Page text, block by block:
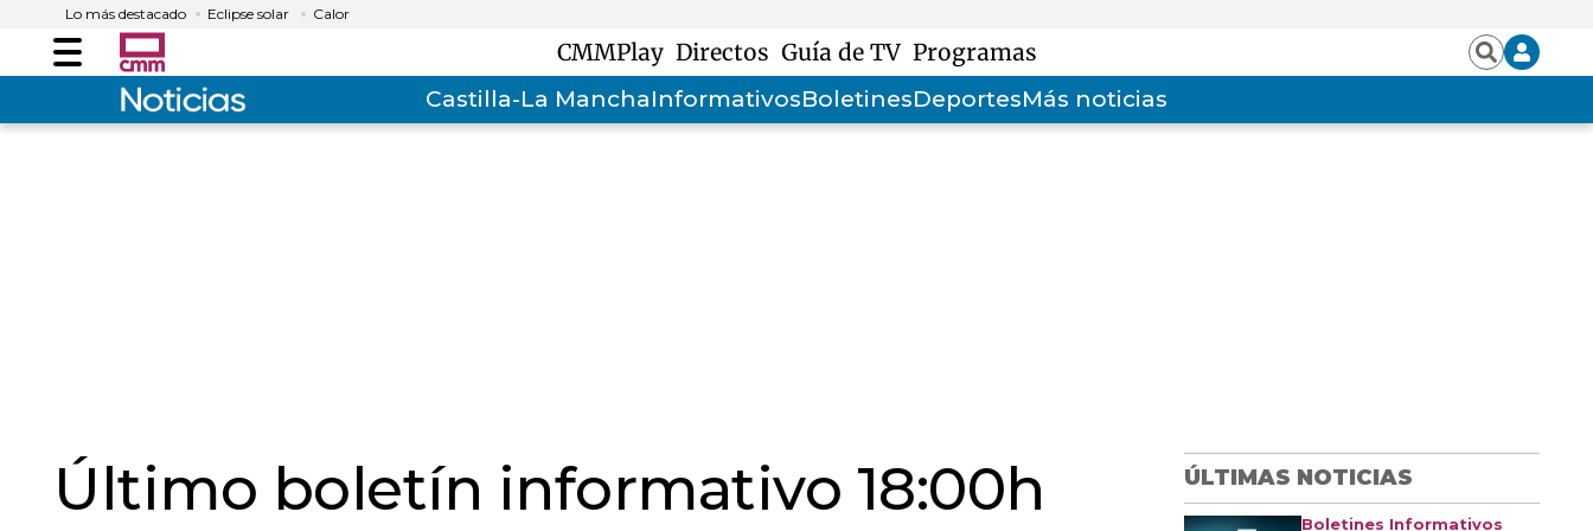
Lo más destacado Eclipse solar Calor
Menú CMMPlay Directos Guía de TV Programas BuscarIniciar
sesión
Castilla-La ManchaInformativosBoletinesDeportesMás noticias
Último boletín informativo 18:00h
ÚLTIMAS NOTICIAS
Boletines Informativos